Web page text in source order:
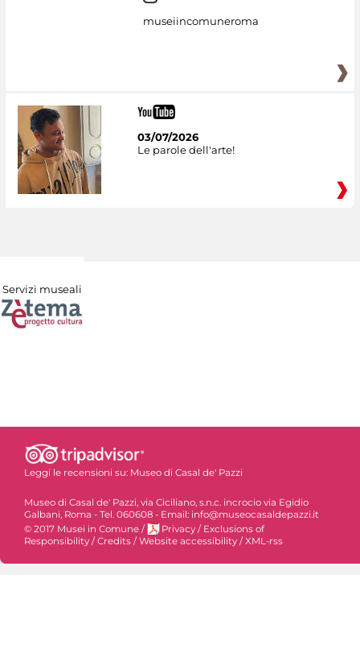
museiincomuneroma
03/07/2026
Le parole dell'arte!
Servizi museali
Leggi le recensioni su: Museo di Casal de' Pazzi
Museo di Casal de' Pazzi, via Ciciliano, s.n.c. incrocio via Egidio
Galbani, Roma - Tel. 060608 - Email: info@museocasaldepazzi.it
© 2017 Musei in Comune / Privacy / Exclusions of
Responsibility /Credits /Website accessibility /XML-rss